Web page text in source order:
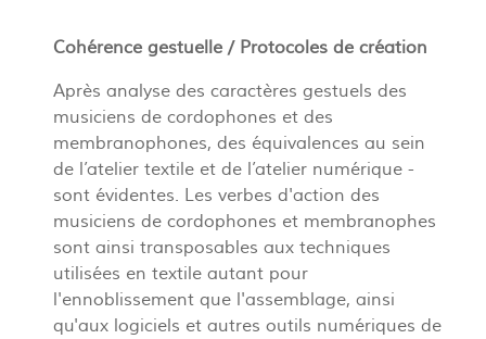
Cohérence gestuelle / Protocoles de création
Après analyse des caractères gestuels des
musiciens de cordophones et des
membranophones, des équivalences au sein
de l’atelier textile et de l’atelier numérique -
sont évidentes. Les verbes d'action des
musiciens de cordophones et membranophes
sont ainsi transposables aux techniques
utilisées en textile autant pour
l'ennoblissement que l'assemblage, ainsi
qu'aux logiciels et autres outils numériques de